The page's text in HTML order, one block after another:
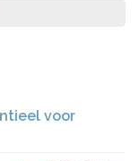
voor